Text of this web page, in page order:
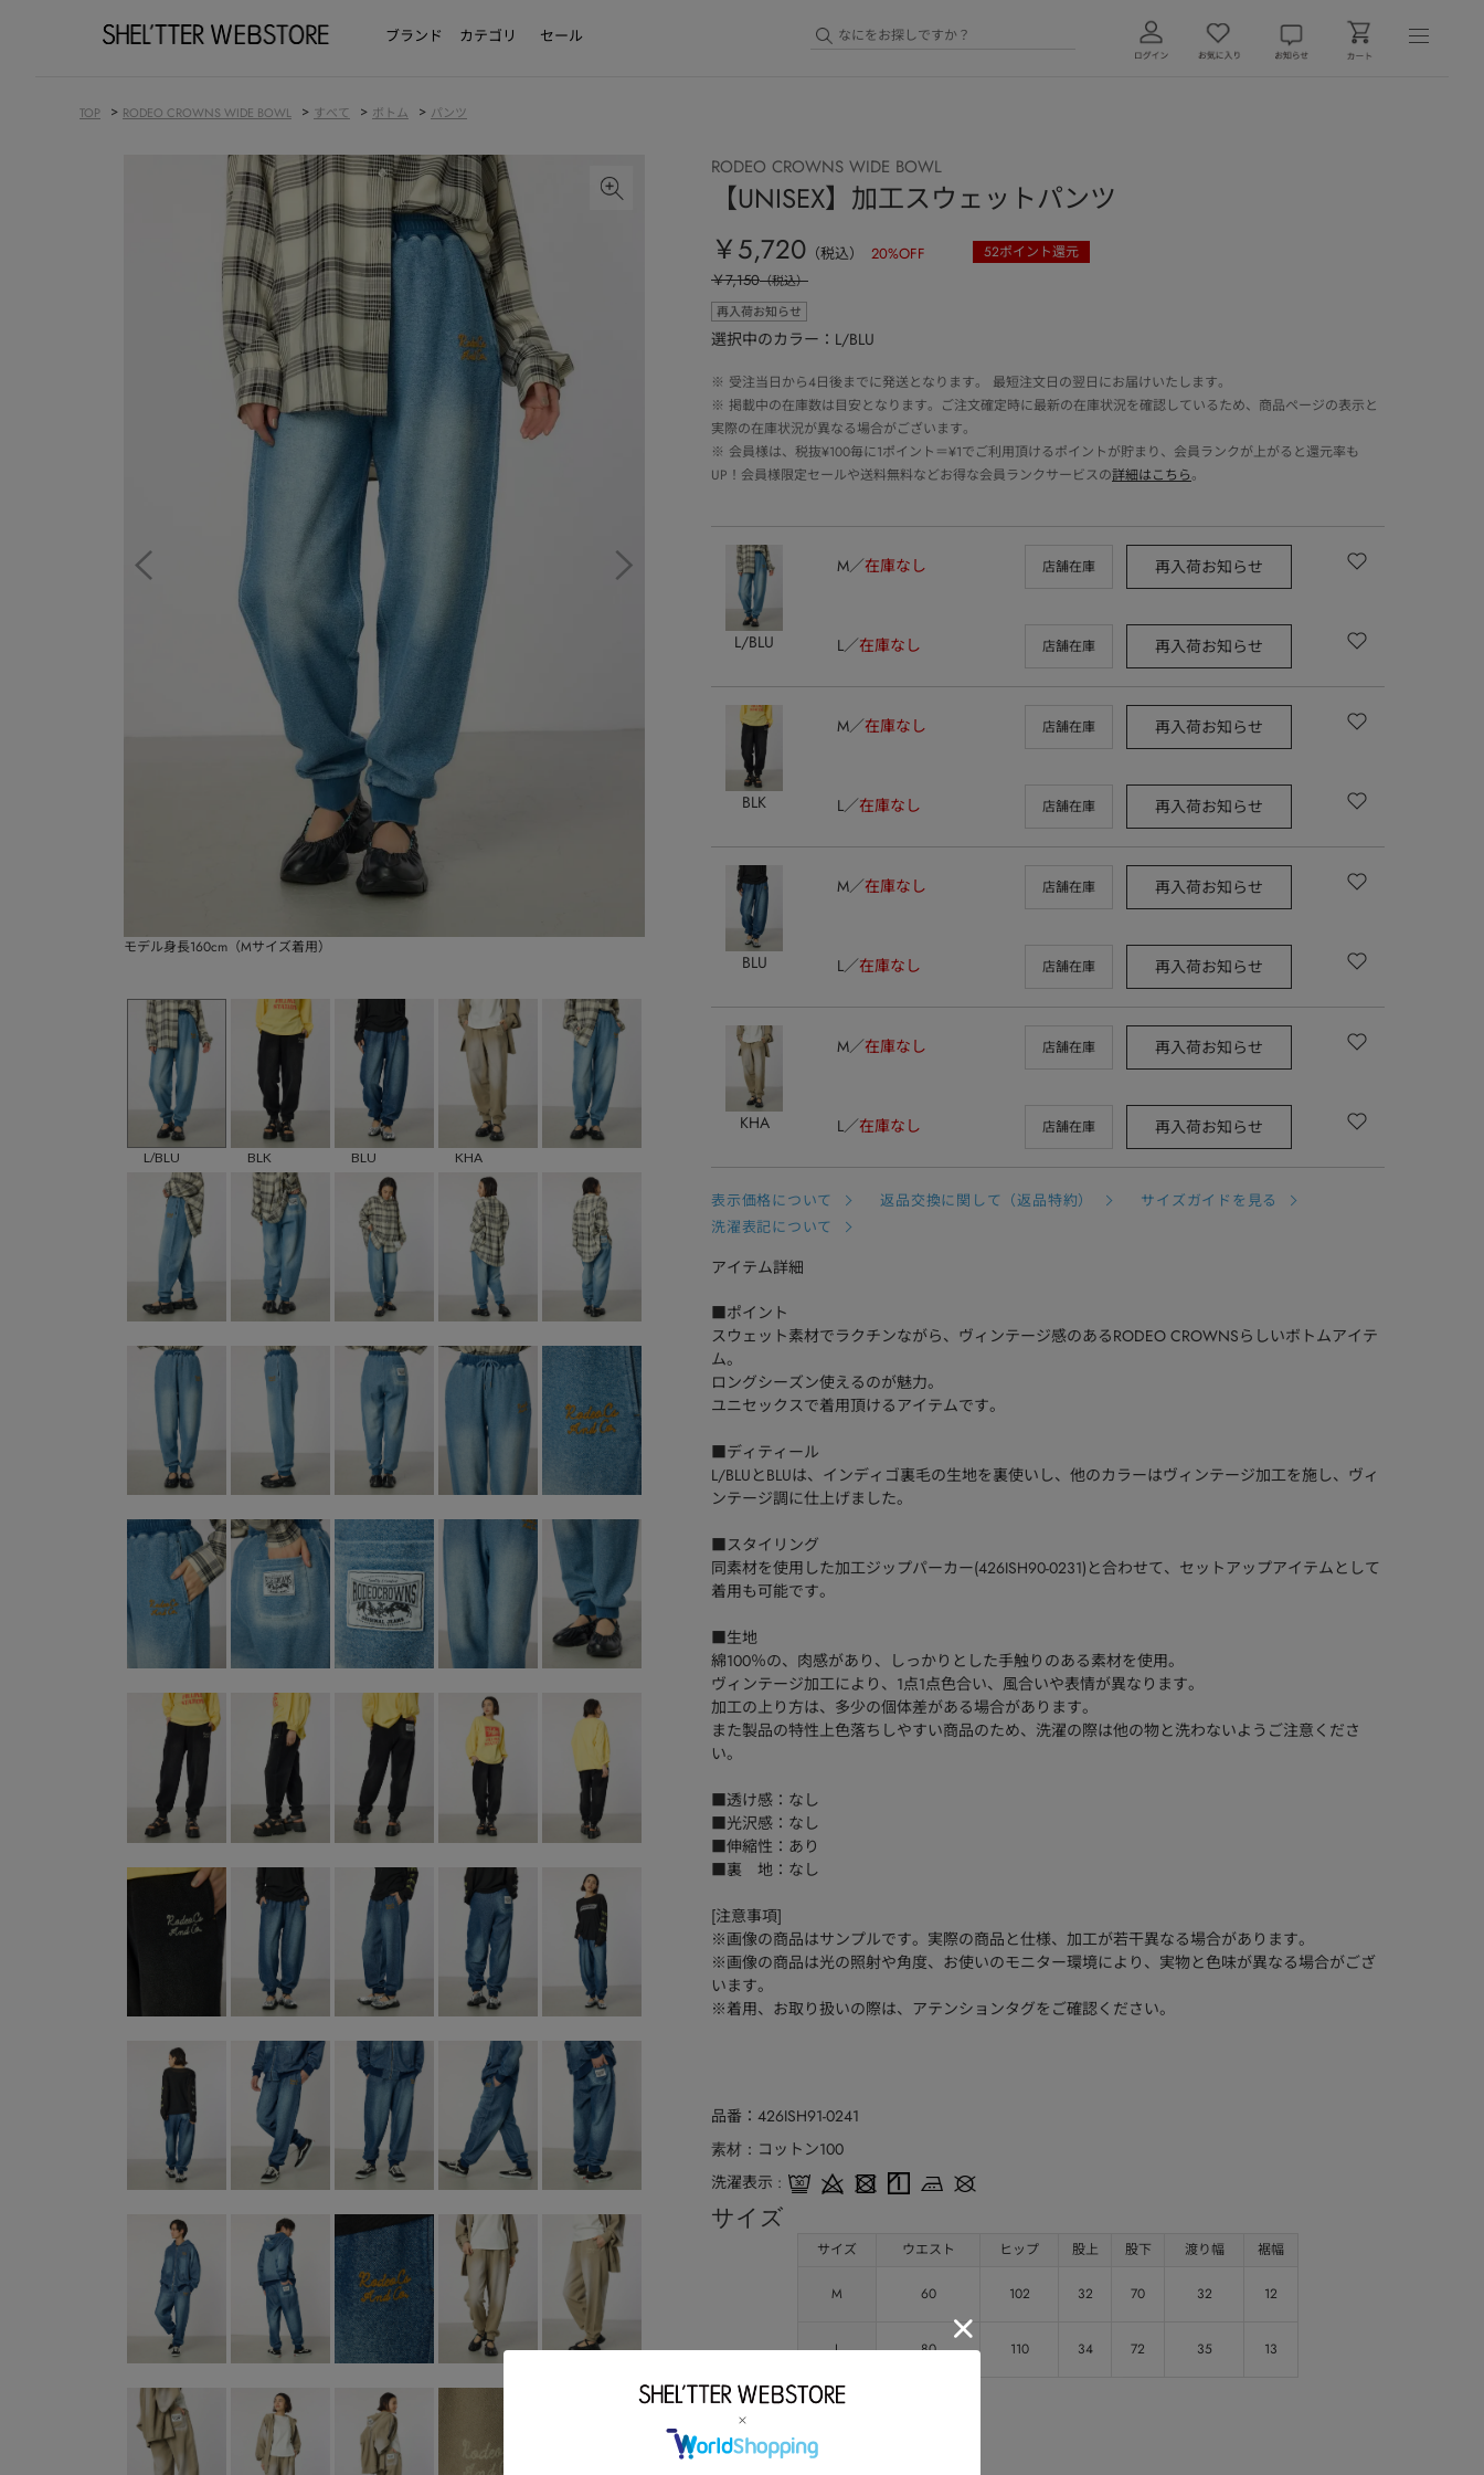
ブランド カテゴリ セール
TOP > RODEO CROWNS WIDE BOWL > すべて > ボトム > パンツ
モデル身長160cm（Mサイズ着用）
L/BLU BLK BLU KHA
RODEO CROWNS WIDE BOWL
【UNISEX】加工スウェットパンツ
￥5,720 （税込） 20%OFF 52ポイント還元
￥7,150（税込）
再入荷お知らせ
選択中のカラー：L/BLU
※ 受注当日から4日後までに発送となります。 最短注文日の翌日にお届けいたします。
※ 掲載中の在庫数は目安となります。ご注文確定時に最新の在庫状況を確認しているため、商品ページの表示と
実際の在庫状況が異なる場合がございます。
※ 会員様は、税抜¥100毎に1ポイント＝¥1でご利用頂けるポイントが貯まり、会員ランクが上がると還元率も
UP！会員様限定セールや送料無料などお得な会員ランクサービスの詳細はこちら。
L/BLU
M 在庫なし 店舗在庫 再入荷お知らせ
L 在庫なし 店舗在庫 再入荷お知らせ
BLK
M 在庫なし 店舗在庫 再入荷お知らせ
L 在庫なし 店舗在庫 再入荷お知らせ
BLU
M 在庫なし 店舗在庫 再入荷お知らせ
L 在庫なし 店舗在庫 再入荷お知らせ
KHA
M 在庫なし 店舗在庫 再入荷お知らせ
L 在庫なし 店舗在庫 再入荷お知らせ
表示価格について 返品交換に関して（返品特約）
サイズガイドを見る
洗濯表記について
アイテム詳細
■ポイント
スウェット素材でラクチンながら、ヴィンテージ感のあるRODEO CROWNSらしいボトムアイテ
ム。
ロングシーズン使えるのが魅力。
ユニセックスで着用頂けるアイテムです。
■ディティール
L/BLUとBLUは、インディゴ裏毛の生地を裏使いし、他のカラーはヴィンテージ加工を施し、ヴィ
ンテージ調に仕上げました。
■スタイリング
同素材を使用した加工ジップパーカー(426ISH90-0231)と合わせて、セットアップアイテムとして
着用も可能です。
■生地
綿100％の、肉感があり、しっかりとした手触りのある素材を使用。
ヴィンテージ加工により、1点1点色合い、風合いや表情が異なります。
加工の上り方は、多少の個体差がある場合があります。
また製品の特性上色落ちしやすい商品のため、洗濯の際は他の物と洗わないようご注意くださ
い。
■透け感：なし
■光沢感：なし
■伸縮性：あり
■裏 地：なし
[注意事項]
※画像の商品はサンプルです。実際の商品と仕様、加工が若干異なる場合があります。
※画像の商品は光の照射や角度、お使いのモニター環境により、実物と色味が異なる場合がござ
います。
※着用、お取り扱いの際は、アテンションタグをご確認ください。
品番 426ISH91-0241
素材
コットン100
洗濯表示
サイズ
サイズ ウエスト ヒップ 股上 股下 渡り幅 裾幅
M 60 102 32 70 32 12
L 80 110 34 72 35 13